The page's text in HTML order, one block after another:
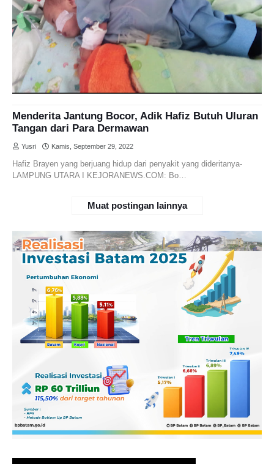
Menderita Jantung Bocor, Adik Hafiz Butuh Uluran
Tangan dari Para Dermawan
Yusri Kamis, September 29, 2022
Hafiz Brayen yang berjuang hidup dari penyakit yang dideritanya-
LAMPUNG UTARA I KEJORANEWS.COM: Bo…
Muat postingan lainnya